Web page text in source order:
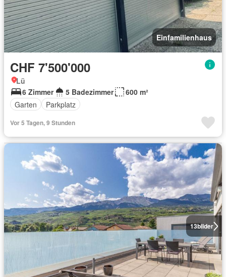
Einfamilienhaus
CHF 7'500'000
Lü
6 Zimmer
5 Badezimmer
600 m²
Garten
Parkplatz
Vor 5 Tagen, 9 Stunden
13bilder